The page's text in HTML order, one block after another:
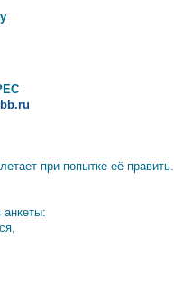
при попытке её править.
анкеты: